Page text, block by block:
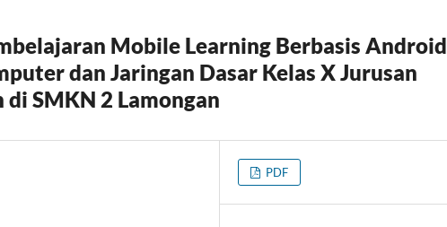
Mobile Learning Berbasis Android
dan Jaringan Dasar Kelas X Jurusan
SMKN 2 Lamongan
PDF